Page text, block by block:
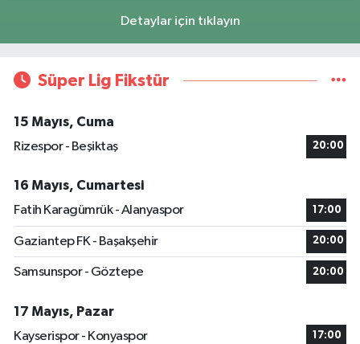
Detaylar için tıklayın
Süper Lig Fikstür
15 Mayıs, Cuma
Rizespor - Beşiktaş
20:00
16 Mayıs, Cumartesi
Fatih Karagümrük - Alanyaspor
17:00
Gaziantep FK - Başakşehir 20:00
Samsunspor - Göztepe 20:00
17 Mayıs, Pazar
Kayserispor - Konyaspor
17:00